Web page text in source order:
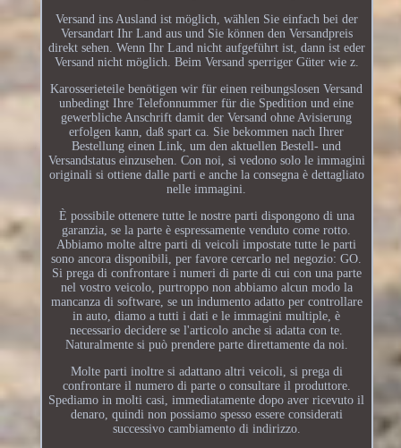
Versand ins Ausland ist möglich, wählen Sie einfach bei der
Versandart Ihr Land aus und Sie können den Versandpreis
direkt sehen. Wenn Ihr Land nicht aufgeführt ist, dann ist eder
Versand nicht möglich. Beim Versand sperriger Güter wie z.
Karosserieteile benötigen wir für einen reibungslosen Versand
unbedingt Ihre Telefonnummer für die Spedition und eine
gewerbliche Anschrift damit der Versand ohne Avisierung
erfolgen kann, daß spart ca. Sie bekommen nach Ihrer
Bestellung einen Link, um den aktuellen Bestell- und
Versandstatus einzusehen. Con noi, si vedono solo le immagini
originali si ottiene dalle parti e anche la consegna è dettagliato
nelle immagini.
È possibile ottenere tutte le nostre parti dispongono di una
garanzia, se la parte è espressamente venduto come rotto.
Abbiamo molte altre parti di veicoli impostate tutte le parti
sono ancora disponibili, per favore cercarlo nel negozio: GO.
Si prega di confrontare i numeri di parte di cui con una parte
nel vostro veicolo, purtroppo non abbiamo alcun modo la
mancanza di software, se un indumento adatto per controllare
in auto, diamo a tutti i dati e le immagini multiple, è
necessario decidere se l'articolo anche si adatta con te.
Naturalmente si può prendere parte direttamente da noi.
Molte parti inoltre si adattano altri veicoli, si prega di
confrontare il numero di parte o consultare il produttore.
Spediamo in molti casi, immediatamente dopo aver ricevuto il
denaro, quindi non possiamo spesso essere considerati
successivo cambiamento di indirizzo.